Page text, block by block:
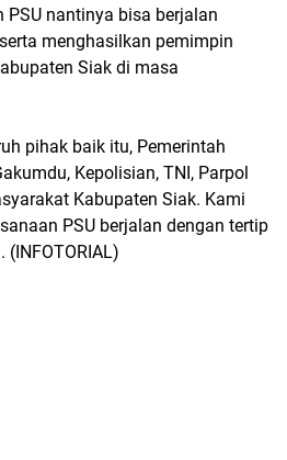
PSU nantinya bisa berjalan
menghasilkan pemimpin
Siak di masa
pihak baik itu, Pemerintah
Kepolisian, TNI, Parpol
Kabupaten Siak. Kami
PSU berjalan dengan tertip
(INFOTORIAL)